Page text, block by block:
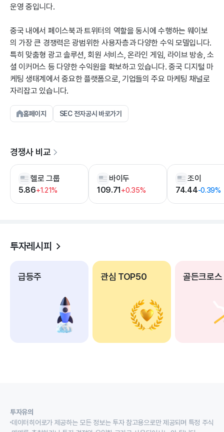
운영 중입니다.
중국 내에서 페이스북과 트위터의 역할을 동시에 수행하는 웨이보
의 가장 큰 경쟁력은 광범위한 사용자층과 다양한 수익 모델입니다.
특히 맞춤형 광고 솔루션, 회원 서비스, 온라인 게임, 라이브 방송, 소
셜 이커머스 등 다양한 수익원을 확보하고 있습니다. 중국 디지털 마
케팅 생태계에서 중요한 플랫폼으로, 기업들의 주요 마케팅 채널로
자리잡고 있습니다.
홈페이지 SEC 전자공시 바로가기
경쟁사 비교
헬로 그룹
5.86+1.21%
바이두
109.71+0.35%
조이
74.44-0.39%
투자레시피
급등주 관심 TOP50 골든크로스
투자유의
데이터히어로가 제공하는 모든 정보는 투자 참고용으로만 제공되며 특정 주식